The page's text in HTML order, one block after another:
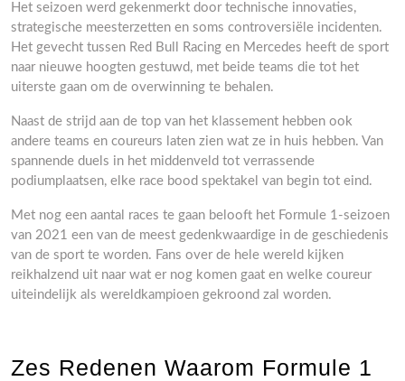
Het seizoen werd gekenmerkt door technische innovaties,
strategische meesterzetten en soms controversiële incidenten.
Het gevecht tussen Red Bull Racing en Mercedes heeft de sport
naar nieuwe hoogten gestuwd, met beide teams die tot het
uiterste gaan om de overwinning te behalen.
Naast de strijd aan de top van het klassement hebben ook
andere teams en coureurs laten zien wat ze in huis hebben. Van
spannende duels in het middenveld tot verrassende
podiumplaatsen, elke race bood spektakel van begin tot eind.
Met nog een aantal races te gaan belooft het Formule 1-seizoen
van 2021 een van de meest gedenkwaardige in de geschiedenis
van de sport te worden. Fans over de hele wereld kijken
reikhalzend uit naar wat er nog komen gaat en welke coureur
uiteindelijk als wereldkampioen gekroond zal worden.
Zes Redenen Waarom Formule 1